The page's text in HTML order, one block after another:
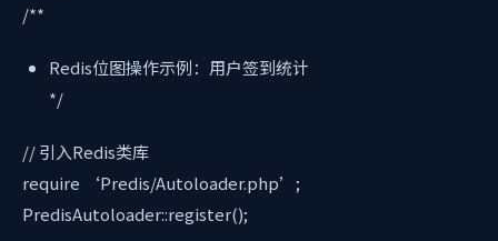
/**
Redis位图操作示例：用户签到统计
*/
// 引入Redis类库
require ‘Predis/Autoloader.php’;
PredisAutoloader::register();